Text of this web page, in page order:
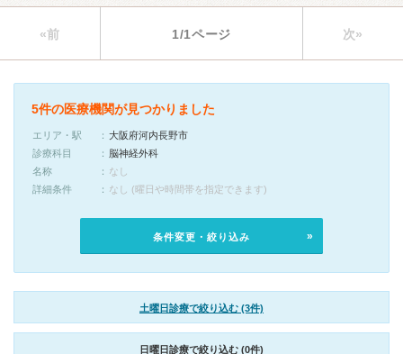
«前 1/1ページ 次»
5件の医療機関が見つかりました
エリア・駅
大阪府河内長野市
診療科目
脳神経外科
名称
なし
詳細条件
なし (曜日や時間帯を指定できます)
条件変更・絞り込み
土曜日診療で絞り込む (3件)
日曜日診療で絞り込む (0件)